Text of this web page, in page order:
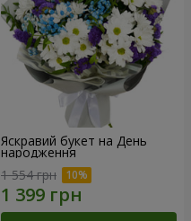
Яскравий букет на День
народження
1 554 грн